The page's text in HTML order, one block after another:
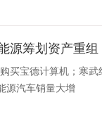
源筹划资产重
买宝德计算机；寒
源汽车销量大增